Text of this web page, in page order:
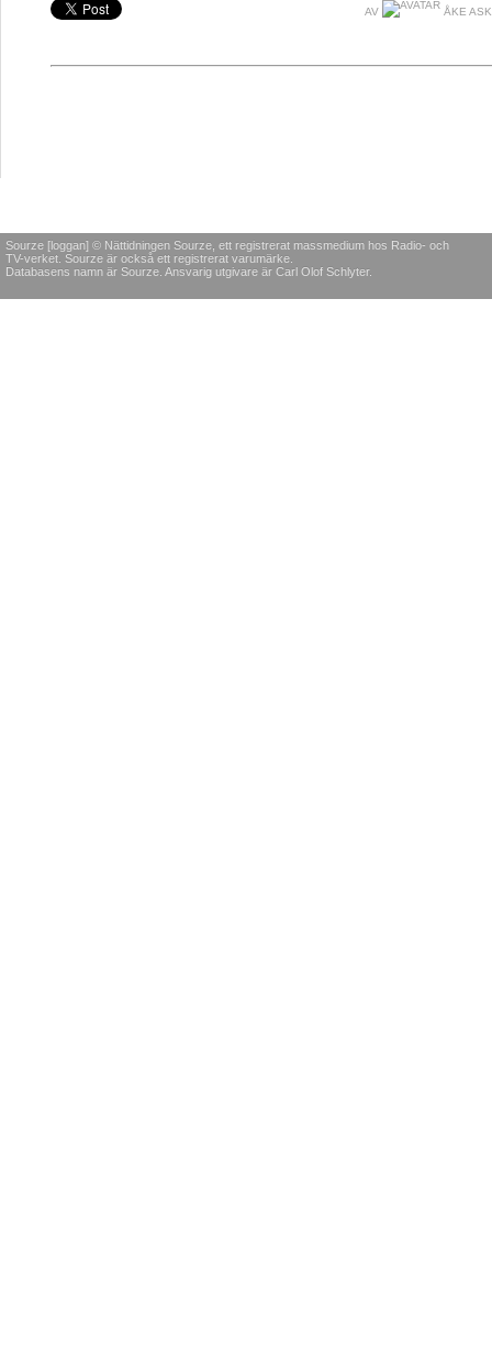
AV ÅKE
Sourze [loggan] © Nättidningen Sourze, ett registrerat massmedium hos Radio- och
TV-verket. Sourze är också ett registrerat varumärke.
Databasens namn är Sourze. Ansvarig utgivare är Carl Olof Schlyter.